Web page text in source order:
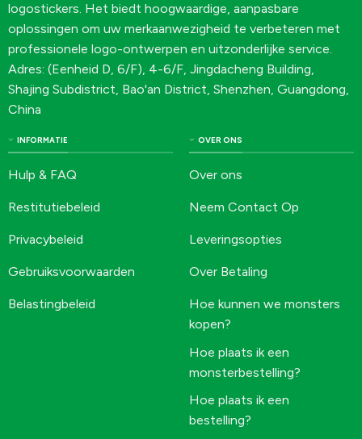
logostickers. Het biedt hoogwaardige, aanpasbare
oplossingen om uw merkaanwezigheid te verbeteren met
professionele logo-ontwerpen en uitzonderlijke service.
Adres: (Eenheid D, 6/F), 4-6/F, Jingdacheng Building,
Shajing Subdistrict, Bao'an District, Shenzhen, Guangdong,
China
INFORMATIE
Hulp & FAQ
Restitutiebeleid
Privacybeleid
Gebruiksvoorwaarden
Belastingbeleid
OVER ONS
Over ons
Neem Contact Op
Leveringsopties
Over Betaling
Hoe kunnen we monsters
kopen?
Hoe plaats ik een
monsterbestelling?
Hoe plaats ik een
bestelling?